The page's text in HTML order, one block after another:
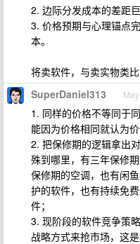
2. 边际分发成本的差距
3. 价格预期与心理锚点
本。
将卖软件，与卖实物类
SuperDaniel313
1. 同样的价格不等同于
能因为价格相同就认为价
2. 把保修期的逻辑拿出
殊到哪里，有三年保修
保修期的空调，也有闲
护的软件，也有持续免
件；
3. 现阶段的软件竞争策
战略方式来抢市场，这